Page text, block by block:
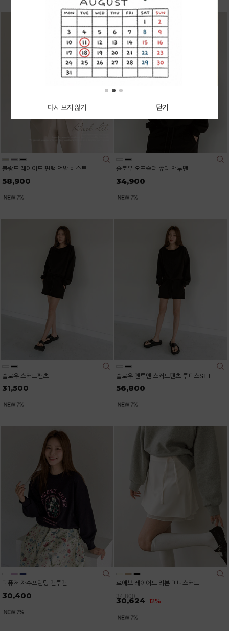
블랑드 레이어드 핀턱 언발 베스트
58,900
슬로우 오프숄더 쮸리 맨투맨
34,900
슬로우 스커트팬츠
31,500
슬로우 맨투맨 스커트팬츠 투피스SET
56,800
디퓨저 자수프린팅 맨투맨
30,400
로에브 레이어드 리본 미니스커트
34,800
30,624 12%
다시 보지 않기 닫기